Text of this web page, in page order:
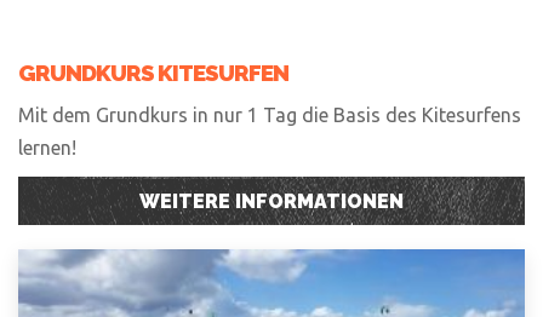
GRUNDKURS KITESURFEN
Mit dem Grundkurs in nur 1 Tag die Basis des Kitesurfens
lernen!
WEITERE INFORMATIONEN